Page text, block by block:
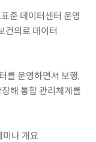
준 데이터센터 운영
건의료 데이터
를 운영하면서 보행,
해 통합 관리체계를
미나 개요